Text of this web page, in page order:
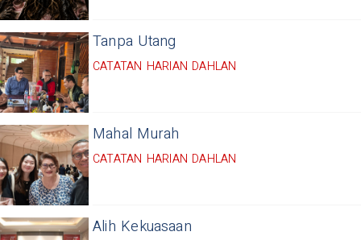
Tanpa Utang
CATATAN HARIAN DAHLAN
Mahal Murah
CATATAN HARIAN DAHLAN
Alih Kekuasaan